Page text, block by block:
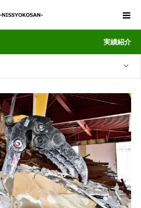
実績紹介